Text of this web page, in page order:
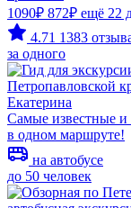
1090₽ 872₽ ещё 22
4.71 1383
за одного
Екатерина
Самые известные
в одном маршруте!
на автобусе
до 50 человек